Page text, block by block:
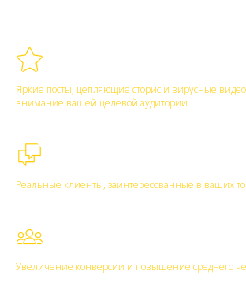
Яркие посты, цепляющие сторис и вирусные
внимание вашей целевой аудитории
Реальные клиенты, заинтересованные в ваших
Увеличение конверсии и повышение среднего